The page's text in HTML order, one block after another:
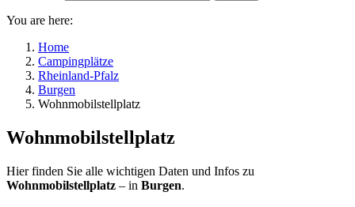
You are here:
Home
Campingplätze
Rheinland-Pfalz
Burgen
Wohnmobilstellplatz
Wohnmobilstellplatz
Hier finden Sie alle wichtigen Daten und Infos zu
Wohnmobilstellplatz – in Burgen.